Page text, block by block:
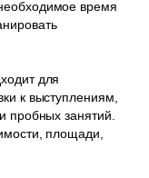
время
для
к выступлениям,
пробных занятий.
площади,